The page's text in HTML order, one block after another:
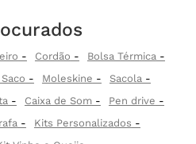
Cordão
Bolsa Térmica
Moleskine
Sacola
Caixa de Som
Pen drive
Kits Personalizados